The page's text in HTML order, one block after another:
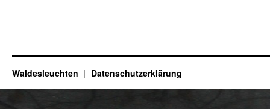
Waldesleuchten Datenschutzerklärung